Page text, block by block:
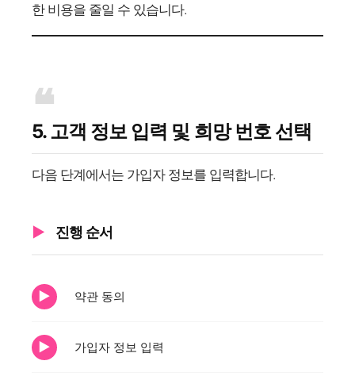
한 비용을 줄일 수 있습니다.
5. 고객 정보 입력 및 희망 번호 선택
다음 단계에서는 가입자 정보를 입력합니다.
진행 순서
약관 동의
가입자 정보 입력